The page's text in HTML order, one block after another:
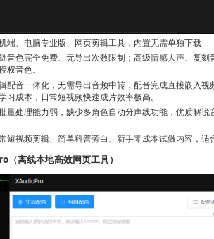
端、电脑专业版、网页剪辑工具，内置无需单独下载
础音色完全免费、无导出次数限制；高级情感人声、复
权音色。
配音一体化，无需导出音频中转，配音完成直接嵌入
习成本，日常短视频快速成片效率极高。
量处理能力弱，缺少多角色自动分声线功能，优质解
短视频剪辑、简单科普旁白、新手零成本试做内容，适
离线本地高效网页工具）